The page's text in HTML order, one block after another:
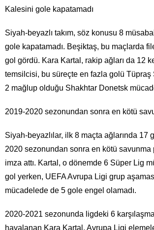
Kalesini gole kapatamadı
Siyah-beyazlı takım, söz konusu 8
gole kapatamadı. Beşiktaş, bu maçlarda
gol gördü. Kara Kartal, rakip ağları da 12
temsilcisi, bu süreçte en fazla golü Tüpraş
2 mağlup olduğu Shakhtar Donetsk
2019-2020 sezonundan sonra en kötü
Siyah-beyazlılar, ilk 8 maçta ağlarında 17
2020 sezonundan sonra en kötü savunma
imza attı. Kartal, o dönemde 6 Süper Lig
gol yerken, UEFA Avrupa Ligi grup
mücadelede de 5 gole engel olamadı.
2020-2021 sezonunda ligdeki 6
havalanan Kara Kartal, Avrupa Ligi